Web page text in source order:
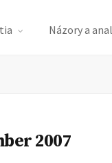
Názory a
2007